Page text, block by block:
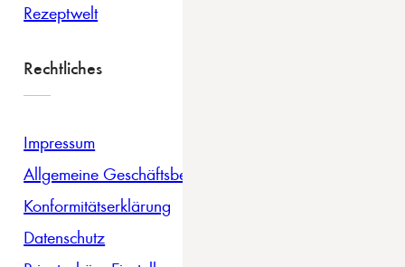
Rezeptwelt
Rechtliches
Impressum
Allgemeine Geschäftsbedingungen
Konformitätserklärung
Datenschutz